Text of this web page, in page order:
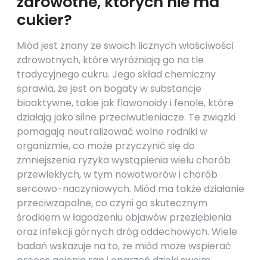
cukier?
Miód jest znany ze swoich licznych właściwości
zdrowotnych, które wyróżniają go na tle
tradycyjnego cukru. Jego skład chemiczny
sprawia, że jest on bogaty w substancje
bioaktywne, takie jak flawonoidy i fenole, które
działają jako silne przeciwutleniacze. Te związki
pomagają neutralizować wolne rodniki w
organizmie, co może przyczynić się do
zmniejszenia ryzyka wystąpienia wielu chorób
przewlekłych, w tym nowotworów i chorób
sercowo-naczyniowych. Miód ma także działanie
przeciwzapalne, co czyni go skutecznym
środkiem w łagodzeniu objawów przeziębienia
oraz infekcji górnych dróg oddechowych. Wiele
badań wskazuje na to, że miód może wspierać